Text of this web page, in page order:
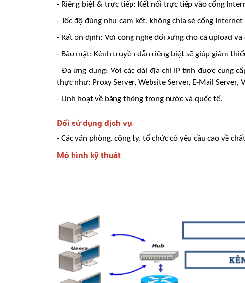
- Riêng biệt & trực tiếp: Kết nối trực tiếp vào cổng
- Tốc độ đúng như cam kết, không chia sẻ cổng
- Rất ổn định: Với công nghệ đối xứng cho cả upload
- Bảo mật: Kênh truyền dẫn riêng biệt sẽ giúp giảm
- Đa ứng dụng: Với các dải địa chỉ IP tĩnh được cung
thực như: Proxy Server, Website Server, E-Mail Server,
- Linh hoạt về băng thông trong nước và quốc tế.
Đối sử dụng dịch vụ
- Các văn phòng, công ty, tổ chức có yêu cầu cao về
Mô hình kỹ thuật